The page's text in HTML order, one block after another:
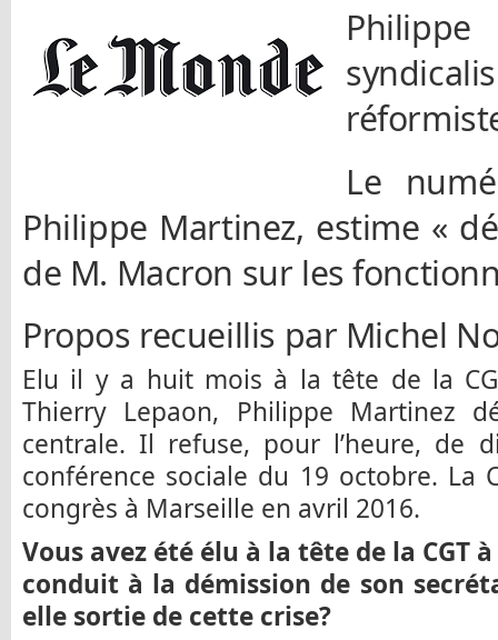
Le
Philippe Martinez, estime «
de M. Macron sur les
Propos recueillis par Michel
Elu il y a huit mois à la tête de la
Thierry Lepaon, Philippe Martinez
centrale. Il refuse, pour l’heure, de
conférence sociale du 19 octobre. La
congrès à Marseille en avril 2016.
Vous avez été élu à la tête de la CGT
conduit à la démission de son
elle sortie de cette crise?